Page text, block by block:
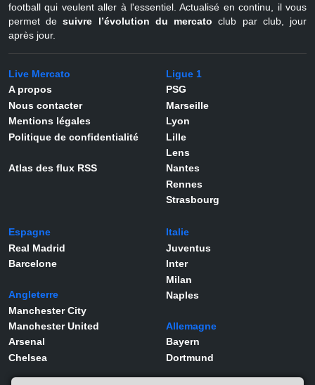
football qui veulent aller à l'essentiel. Actualisé en continu, il vous
permet desuivre l’évolution du mercato club par club, jour
après jour.
Live Mercato
A propos
Nous contacter
Mentions légales
Politique de confidentialité
Atlas des flux RSS
Ligue 1
PSG
Marseille
Lyon
Lille
Lens
Nantes
Rennes
Strasbourg
Espagne
Real Madrid
Barcelone
Angleterre
Manchester City
Manchester United
Arsenal
Chelsea
Italie
Juventus
Inter
Milan
Naples
Allemagne
Bayern
Dortmund